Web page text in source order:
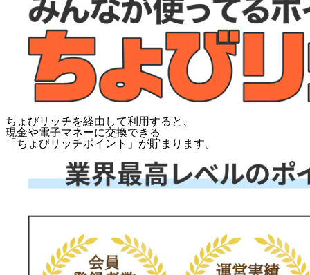
ちょびリッチを経由して利用すると、
現金や電子マネーに交換できる
「 ちょびリッチポイント 」が貯まります。